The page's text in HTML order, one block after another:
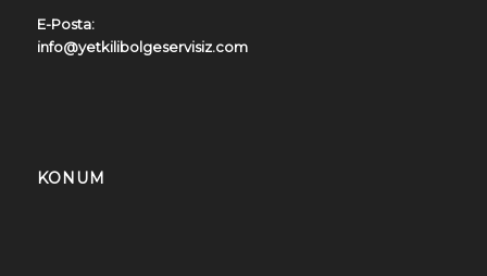
E-Posta:
info@yetkilibolgeservisiz.com
KONUM